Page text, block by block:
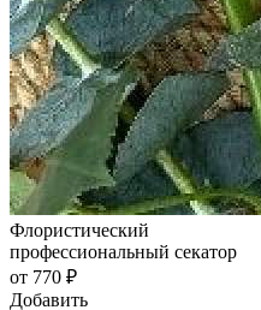
Флористический
профессиональный секатор
от 770 ₽
Добавить